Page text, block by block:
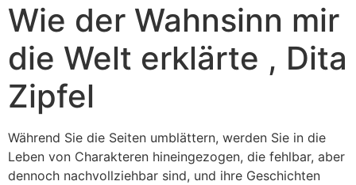
Wie der Wahnsinn mir
die Welt erklärte , Dita
Zipfel
Während Sie die Seiten umblättern, werden Sie in die
Leben von Charakteren hineingezogen, die fehlbar, aber
dennoch nachvollziehbar sind, und ihre Geschichten